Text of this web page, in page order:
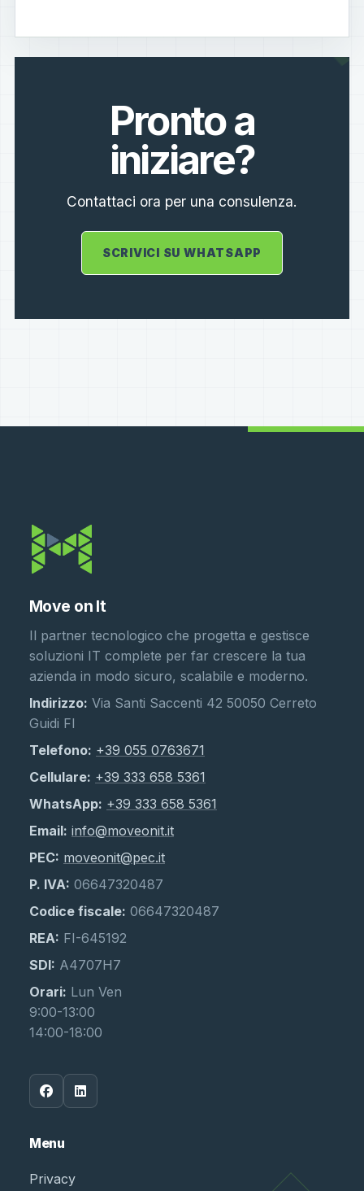
Pronto a
iniziare?
Contattaci ora per una consulenza.
SCRIVICI SU WHATSAPP
Move on It
Il partner tecnologico che progetta e gestisce
soluzioni IT complete per far crescere la tua
azienda in modo sicuro, scalabile e moderno.
Indirizzo: Via Santi Saccenti 42 50050 Cerreto
Guidi FI
Telefono: +39 055 0763671
Cellulare: +39 333 658 5361
WhatsApp: +39 333 658 5361
Email: info@moveonit.it
PEC: moveonit@pec.it
P. IVA: 06647320487
Codice fiscale: 06647320487
REA: FI-645192
SDI: A4707H7
Orari: Lun Ven
9:00-13:00
14:00-18:00
Menu
Privacy